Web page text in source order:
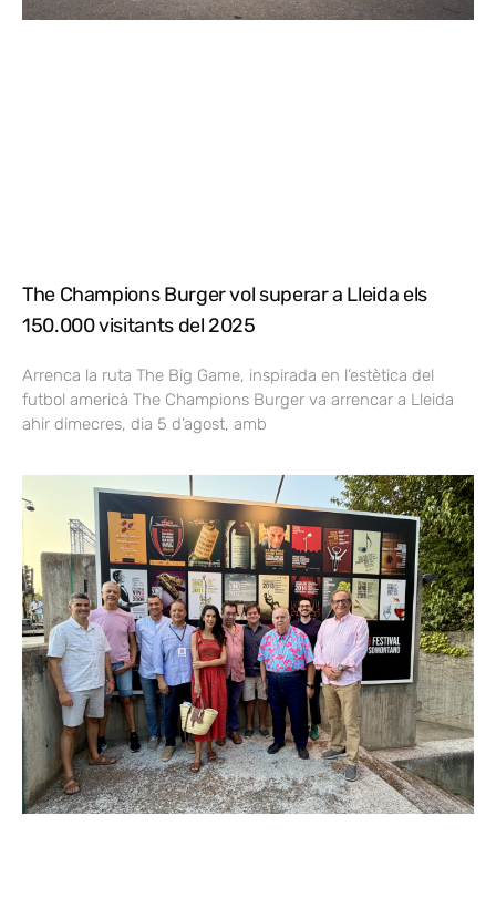
The Champions Burger vol superar a Lleida els
150.000 visitants del 2025
Arrenca la ruta The Big Game, inspirada en l’estètica del
futbol americà The Champions Burger va arrencar a Lleida
ahir dimecres, dia 5 d’agost, amb